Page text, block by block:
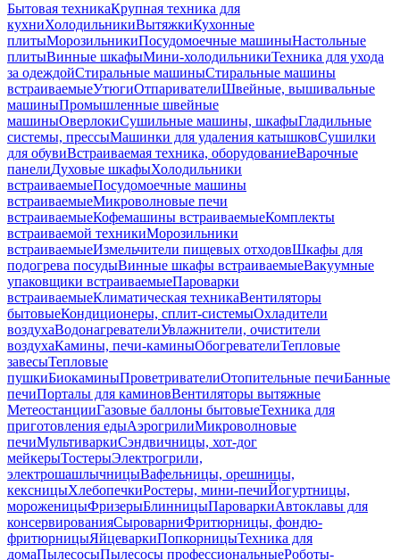
Бытовая техникаКрупная техника для
кухниХолодильникиВытяжкиКухонные
плитыМорозильникиПосудомоечные машиныНастольные
плитыВинные шкафыМини-холодильникиТехника для ухода
за одеждойСтиральные машиныСтиральные машины
встраиваемыеУтюгиОтпаривателиШвейные, вышивальные
машиныПромышленные швейные
машиныОверлокиСушильные машины, шкафыГладильные
системы, прессыМашинки для удаления катышковСушилки
для обувиВстраиваемая техника, оборудованиеВарочные
панелиДуховые шкафыХолодильники
встраиваемыеПосудомоечные машины
встраиваемыеМикроволновые печи
встраиваемыеКофемашины встраиваемыеКомплекты
встраиваемой техникиМорозильники
встраиваемыеИзмельчители пищевых отходовШкафы для
подогрева посудыВинные шкафы встраиваемыеВакуумные
упаковщики встраиваемыеПароварки
встраиваемыеКлиматическая техникаВентиляторы
бытовыеКондиционеры, сплит-системыОхладители
воздухаВодонагревателиУвлажнители, очистители
воздухаКамины, печи-каминыОбогревателиТепловые
завесыТепловые
пушкиБиокаминыПроветривателиОтопительные печиБанные
печиПорталы для каминовВентиляторы вытяжные
МетеостанцииГазовые баллоны бытовыеТехника для
приготовления едыАэрогрилиМикроволновые
печиМультиваркиСэндвичницы, хот-дог
мейкерыТостерыЭлектрогрили,
электрошашлычницыВафельницы, орешницы,
кексницыХлебопечкиРостеры, мини-печиЙогуртницы,
мороженицыФризерыБлинницыПароваркиАвтоклавы для
консервированияСыроварниФритюрницы, фондю-
фритюрницыЯйцеваркиПопкорницыТехника для
домаПылесосыПылесосы профессиональныеРоботы-